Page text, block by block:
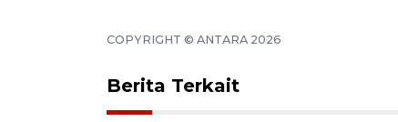
COPYRIGHT © ANTARA 2026
Berita Terkait